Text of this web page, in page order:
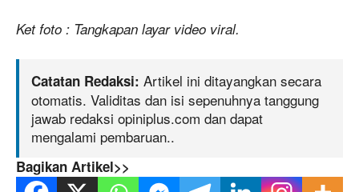
Ket foto : Tangkapan layar video viral.
Catatan Redaksi: Artikel ini ditayangkan secara
otomatis. Validitas dan isi sepenuhnya tanggung
jawab redaksi opiniplus.com dan dapat
mengalami pembaruan..
Bagikan Artikel>>